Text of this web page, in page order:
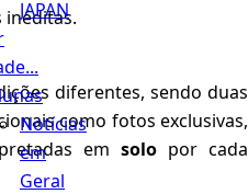
JAPAN
Notícias
em
Geral
inéditas.
diferentes, sendo duas
como fotos exclusivas,
em solo por cada